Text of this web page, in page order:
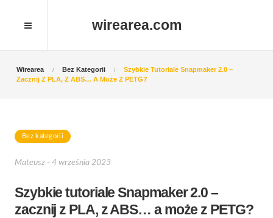
wirearea.com
Wirearea Bez Kategorii
Szybkie Tutoriale Snapmaker 2.0 –
Zacznij Z PLA, Z ABS… A Może Z PETG?
Bez kategorii
Mateusz - 4 września 2023
Szybkie tutoriale Snapmaker 2.0 –
zacznij z PLA, z ABS… a może z PETG?